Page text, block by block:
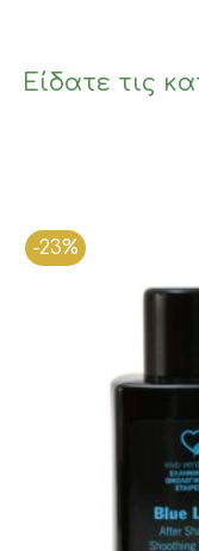
Είδατε τις
-23%